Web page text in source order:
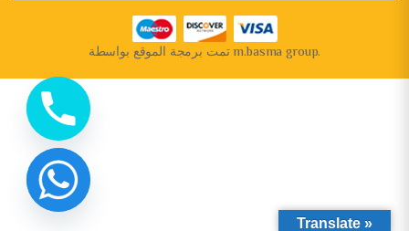
تمت برمجة الموقع بواسطةm.basma group.
Translate »